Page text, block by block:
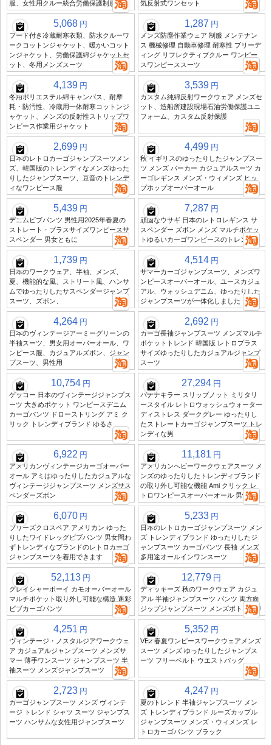
服、女性用クルー統合労働保護制服
気反射式ワンセット
5,068 円
フード付き冷蔵耐寒衣類、防水クルーワ
ークコットンジャケット、暖かいコット
ンジャケット、労働保護綿ジャケットセ
ット、冬用メンズスーツ
1,287 円
メンズ防塵作業ウェア 制服 メンテナン
ス 機械修理 自動車修理 耐寒性 ブリーデ
ィング リフレクティブクルー ワンピー
スワンピーススーツ
4,139 円
冬用ポリエステル綿キャンバス、耐摩
耗・防汚性、冷蔵用一体耐寒コットンジ
ャケット、メンズの反射性ストリップワ
ンピース作業用ジャケット
3,539 円
カスタム純綿反射ワークウェア メンズセ
ット、造船所建設現場石油労働保護ユニ
フォーム、カスタム反射保護
2,699 円
日本のレトロカーゴジャンプスーツメン
ズ、韓国版のトレンディなメンズゆった
りしたジャンプスーツ、豆音のトレンデ
ィなワンピース服
4,499 円
秋 イギリスのゆったりしたジャンプスー
ツ メンズ パーカー カジュアルスーツ カ
ーゴレギンス メンズ・ウィメンズ ヒッ
プホップオーバーオール
5,439 円
デニムビブパンツ 男性用2025年春夏の
ストレート・プラスサイズワンピースサ
スペンダー 男女ともに
7,287 円
頑固なウサギ 日本のレトロレギンス サ
スペンダー ズボン メンズ マルチポケッ
トゆるいカーゴワンピースのトレンド
1,739 円
日本のワークウェア、半袖、メンズ、
夏、機能的な風、ストリート風、ハンサ
ムでゆったりしたサスペンダージャンプ
スーツ、ズボン、
4,514 円
サマーカーゴジャンプスーツ、メンズワ
ンピースオーバーオール、ユースカジュ
アル、ウォッシュデニム、ゆったりした
ジャンプスーツが一体化しました
4,264 円
日本のヴィンテージアーミーグリーンの
半袖スーツ、男女用オーバーオール、ワ
ンピース服、カジュアルズボン、ジャン
プスーツ、男性用
2,692 円
カーゴ長袖ジャンプスーツ メンズマルチ
ポケットトレンド 韓国版 レトロプラス
サイズゆったりしたカジュアルジャンプ
スーツ
10,754 円
ゲッコー 日本のヴィンテージジャンプス
ーツ 大きめポケット ワンピースデニム
カーゴパンツ ドローストリング アミ ク
リック トレンディブランド ゆるさ
27,294 円
バナナキラー スリップノット ミリタリ
ースタイル レトロウォッシュウォーター
ディストレス ダークグレー ゆったりし
たストレートカーゴジャンプスーツ トレ
ンディな男
6,922 円
アメリカンヴィンテージカーゴオーバー
オール アミはゆったりしたカジュアルな
ヴィンテージジャンプスーツ メンズサス
ペンダーズボン
11,181 円
アメリカンヘビーワークウェアスーツ メ
ンズのゆったりしたトレンディブランド
の取り外し可能な機能 Ami クリック レ
トロワンピースオーバーオール 男性用
6,070 円
ブリーズクロスペア アメリカン ゆった
りしたワイドレッグビブパンツ 男女問わ
ずトレンディなブランドのレトロカーゴ
ジャンプスーツを着用できます
5,233 円
日本のレトロカーゴジャンプスーツ メン
ズ トレンディブランド ゆったりしたジ
ャンプスーツ カーゴパンツ 長袖 メンズ
多用途オールインワンスーツ
52,113 円
グレイシャーボーイ カモオーバーオール
マルチポケット取り外し可能な構造 迷彩
ビブカーゴパンツ
12,779 円
ディッキーズ 秋のワークウェア カジュ
アル 半袖ジャンプスーツ パンツ 両方向
ジップジャンプスーツ メンズボトムズ J
4,251 円
ヴィンテージ・ノスタルジアワークウェ
ア カジュアルジャンプスーツ メンズサ
マー 薄手ワンスーツ ジャンプスーツ 半
袖スーツ メンズジャンプスーツ
5,352 円
VE2 春夏ワンピースワークウェアメンズ
スーツ メンズ ゆったりしたジャンプス
ーツ フリーベルト ウエストバッグ
2,723 円
カーゴジャンプスーツ メンズ ヴィンテ
ージ トレンド シャツ スーツ ジャンプス
ーツ ハンサムな女性用ジャンプスーツ
4,247 円
夏のトレンド 半袖ジャンプスーツ メン
ズ トレンディブランド ルーズカップル
ジャンプスーツ メンズ・ウィメンズ レ
トロカーゴパンツ ブラック